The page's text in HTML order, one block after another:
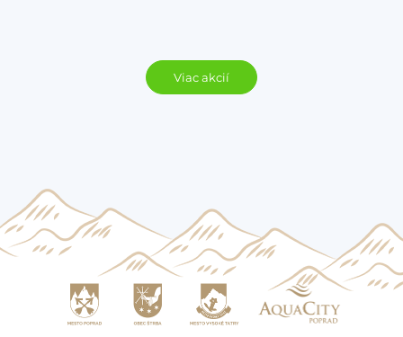
Viac akcií